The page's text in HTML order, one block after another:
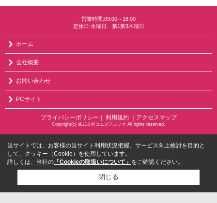
営業時間:09:00～18:00
定休日:水曜日 第1第3木曜日
ホーム
会社概要
お問い合わせ
PCサイト
プライバシーポリシー ｜ 利用規約 ｜アクセスマップ
Copyright(c) 株式会社コムズアルファ All rights reserved.
当サイトでは、お客様の当サイト利用状況把握、サービス向上検討を目的と
して、クッキー（Cookie）を使用しています。
詳しくは、当社の 「Cookieの取扱いについて」 をご確認ください。
閉じる